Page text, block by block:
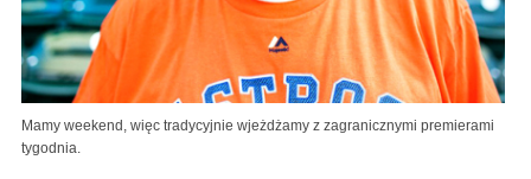
Mamy weekend, więc tradycyjnie wjeżdżamy z zagranicznymi premierami
tygodnia.